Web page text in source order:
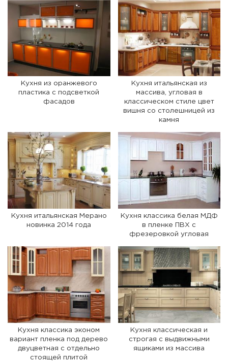
Кухня из оранжевого
пластика с подсветкой
фасадов
Кухня итальянская из
массива, угловая в
классическом стиле цвет
вишня со столешницей из
камня
Кухня итальянская Мерано
новинка 2014 года
Кухня классика белая МДФ
в пленке ПВХ с
фрезеровкой угловая
Кухня классика эконом
вариант пленка под дерево
двуцветная с отдельно
стоящей плитой
Кухня классическая и
строгая с выдвижными
ящиками из массива